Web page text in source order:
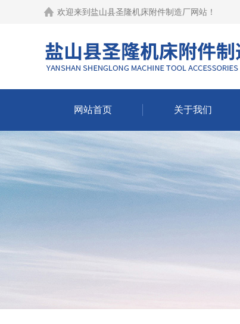
欢迎来到 盐山县圣隆机床附件制造厂网站 ！
网站首页 关于我们